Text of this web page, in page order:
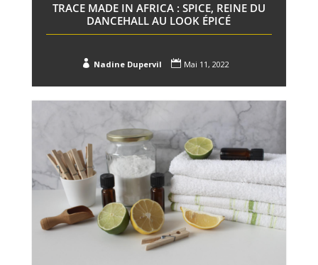
TRACE MADE IN AFRICA : SPICE, REINE DU
DANCEHALL AU LOOK ÉPICÉ
 Nadine Dupervil  Mai 11, 2022